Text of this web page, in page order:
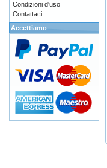
Condizioni d'uso
Contattaci
Accettiamo